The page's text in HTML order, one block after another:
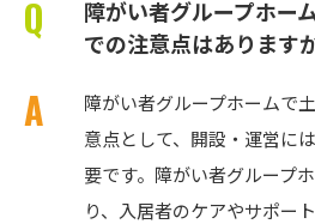
障がい者グループホー
での注意点はあります
障がい者グループホームで
意点として、開設・運営に
要です。障がい者グループ
り、入居者のケアやサポー